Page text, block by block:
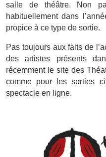
salle de théâtre. Non
habituellement dans
propice à ce type de sortie.
Pas toujours aux faits de
des artistes présents
récemment le site des
comme pour les sorties
spectacle en ligne.